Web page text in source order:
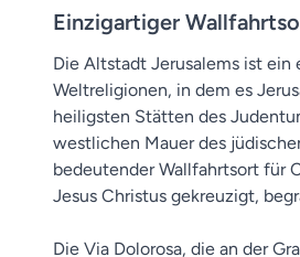
Einzigartiger
Die Altstadt Jerusalems ist
Weltreligionen, in dem es
heiligsten Stätten des
westlichen Mauer des
bedeutender Wallfahrtsort für
Jesus Christus gekreuzigt,
Die Via Dolorosa, die an der